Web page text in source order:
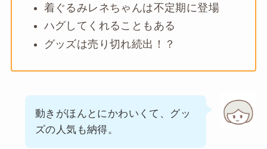
着ぐるみレネちゃんは不定期に登場
ハグしてくれることもある
グッズは売り切れ続出！？
動きがほんとにかわいくて、グッ
ズの人気も納得。